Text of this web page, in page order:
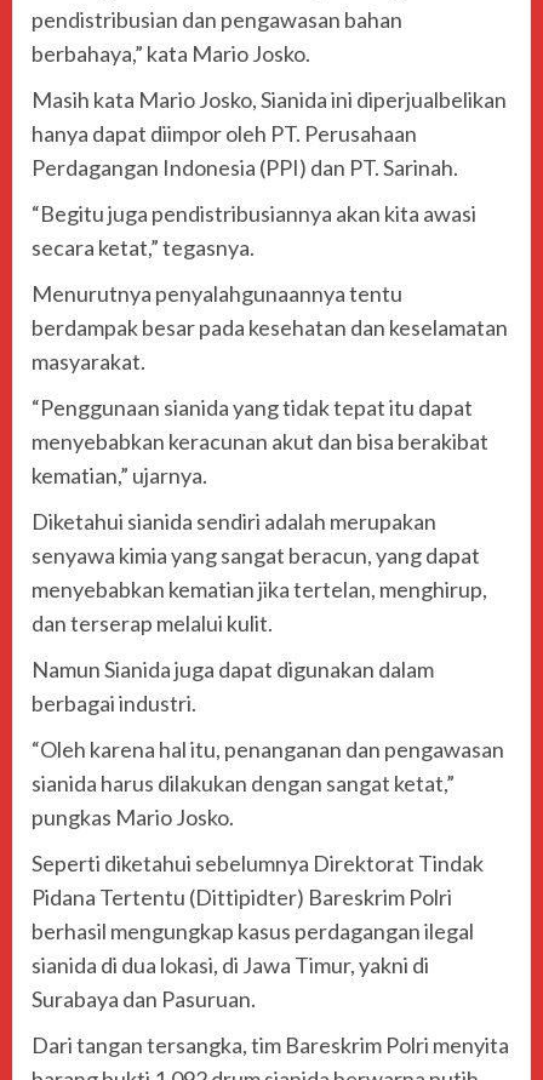
pendistribusian dan pengawasan bahan
berbahaya,” kata Mario Josko.
Masih kata Mario Josko, Sianida ini diperjualbelikan
hanya dapat diimpor oleh PT. Perusahaan
Perdagangan Indonesia (PPI) dan PT. Sarinah.
“Begitu juga pendistribusiannya akan kita awasi
secara ketat,” tegasnya.
Menurutnya penyalahgunaannya tentu
berdampak besar pada kesehatan dan keselamatan
masyarakat.
“Penggunaan sianida yang tidak tepat itu dapat
menyebabkan keracunan akut dan bisa berakibat
kematian,” ujarnya.
Diketahui sianida sendiri adalah merupakan
senyawa kimia yang sangat beracun, yang dapat
menyebabkan kematian jika tertelan, menghirup,
dan terserap melalui kulit.
Namun Sianida juga dapat digunakan dalam
berbagai industri.
“Oleh karena hal itu, penanganan dan pengawasan
sianida harus dilakukan dengan sangat ketat,”
pungkas Mario Josko.
Seperti diketahui sebelumnya Direktorat Tindak
Pidana Tertentu (Dittipidter) Bareskrim Polri
berhasil mengungkap kasus perdagangan ilegal
sianida di dua lokasi, di Jawa Timur, yakni di
Surabaya dan Pasuruan.
Dari tangan tersangka, tim Bareskrim Polri menyita